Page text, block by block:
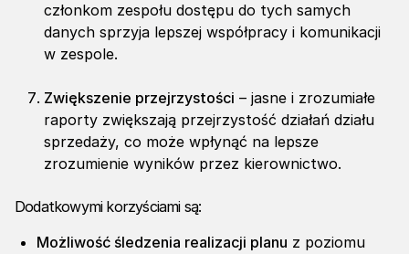
członkom zespołu dostępu do tych samych
danych sprzyja lepszej współpracy i komunikacji
w zespole.
Zwiększenie przejrzystości – jasne i zrozumiałe
raporty zwiększają przejrzystość działań działu
sprzedaży, co może wpłynąć na lepsze
zrozumienie wyników przez kierownictwo.
Dodatkowymi korzyściami są:
Możliwość śledzenia realizacji planu z poziomu